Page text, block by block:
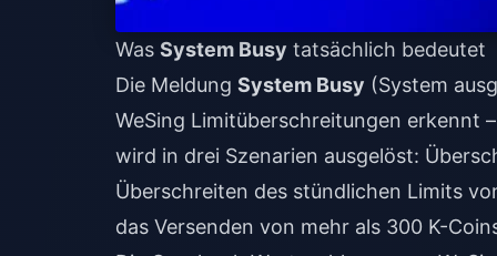
Was System Busy tatsächlich bedeutet
Die Meldung System Busy (System
WeSing Limitüberschreitungen erkennt
wird in drei Szenarien ausgelöst:
Überschreiten des stündlichen Limits
das Versenden von mehr als 300 K-